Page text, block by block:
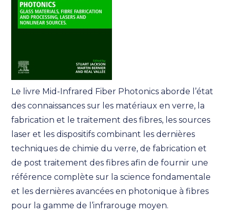
Le livre Mid-Infrared Fiber Photonics aborde l’état
des connaissances sur les matériaux en verre, la
fabrication et le traitement des fibres, les sources
laser et les dispositifs combinant les dernières
techniques de chimie du verre, de fabrication et
de post traitement des fibres afin de fournir une
référence complète sur la science fondamentale
et les dernières avancées en photonique à fibres
pour la gamme de l’infrarouge moyen.